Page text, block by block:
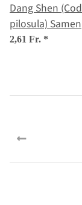
Dang Shen
pilosula) Samen
2,61 Fr. *